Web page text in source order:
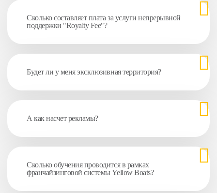
Сколько составляет плата за услуги непрерывной
поддержки "Royalty Fee"?
Будет ли у меня эксклюзивная территория?
А как насчет рекламы?
Сколько обучения проводится в рамках
франчайзинговой системы Yellow Boats?